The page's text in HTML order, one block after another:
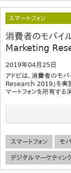
スマートフォン
消費者のモバイ
Marketing
2019年04月25日
アドビは、消費者のモ
Research 2019」を実
マートフォンを所有す
スマートフォン モ
デジタルマーケティン